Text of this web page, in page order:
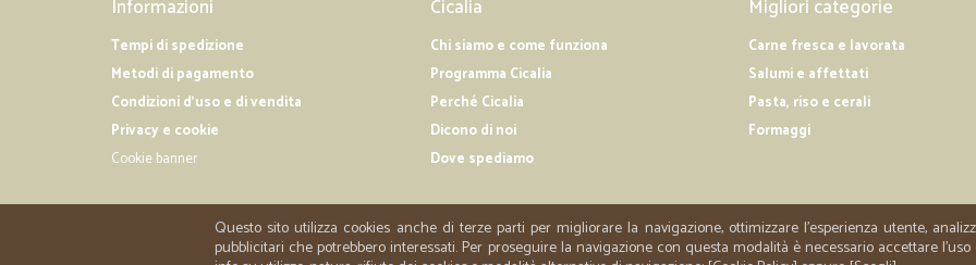
Informazioni
Tempi di spedizione
Metodi di pagamento
Condizioni d'uso e di vendita
Privacy e cookie
Cookie banner
Cicalia
Chi siamo e come funziona
Programma Cicalia
Perché Cicalia
Dicono di noi
Dove spediamo
Migliori categorie
Carne fresca e lavorata
Salumi e affettati
Pasta, riso e cerali
Formaggi
Questo sito utilizza cookies anche di terze parti per migliorare la navigazione, ottimizzare l'esperienza utente,
pubblicitari che potrebbero interessati. Per proseguire la navigazione con questa modalità è necessario accettare